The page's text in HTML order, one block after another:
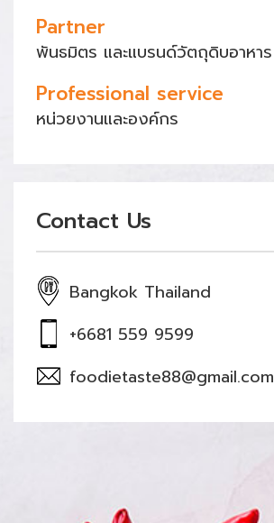
Partner
พันธมิตร และแบรนด์วัตถุดิบอาหาร
Professional service
หน่วยงานและองค์กร
Contact Us
Bangkok Thailand
+6681 559 9599
foodietaste88@gmail.com